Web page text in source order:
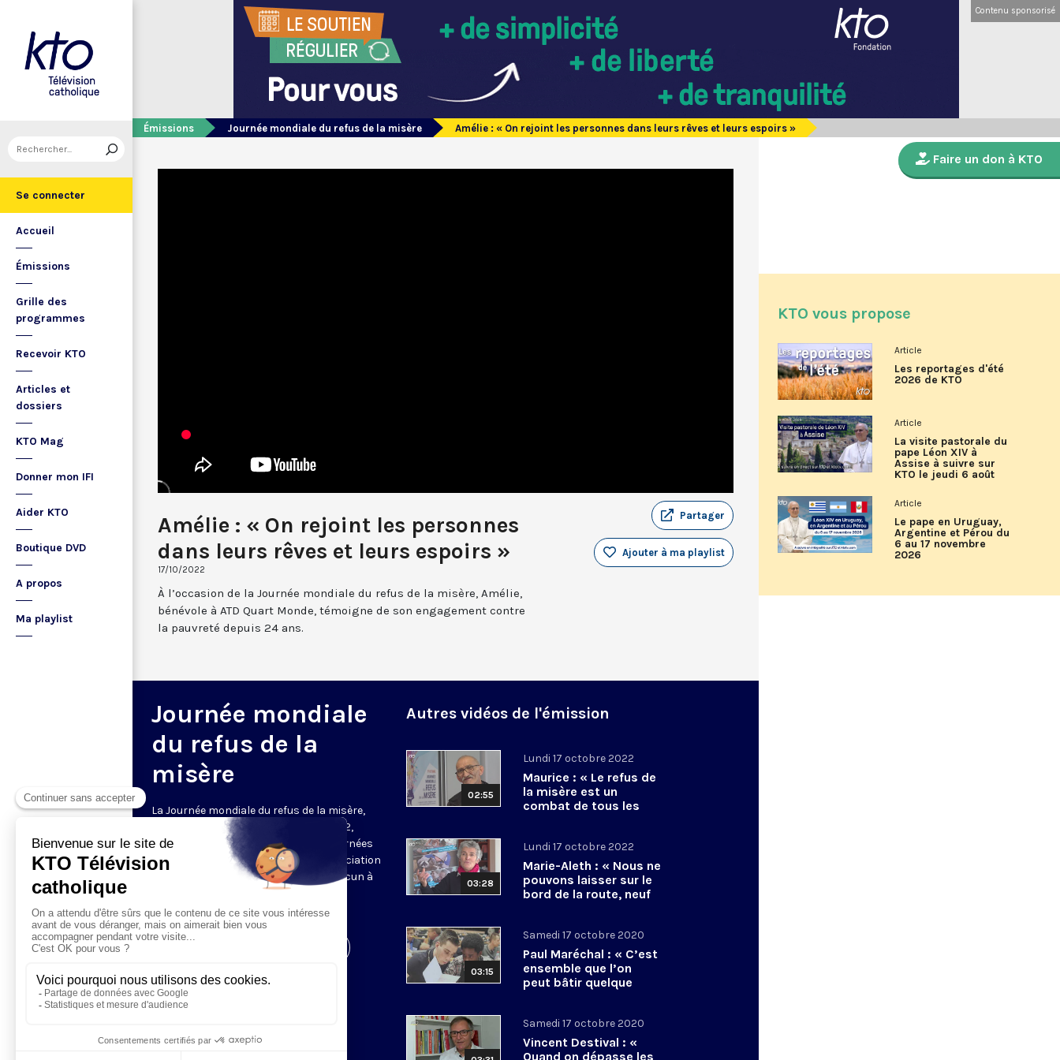
Se connecter
Accueil
Émissions
Grille des
programmes
Recevoir KTO
Articles et
dossiers
KTO Mag
Donner mon IFI
Aider KTO
Boutique DVD
A propos
Ma playlist
Contenu sponsorisé
Émissions Journée mondiale du refus de la misère Amélie : « On rejoint les personnes dans leurs rêves et leurs espoirs »
Amélie : « On rejoint les personnes
dans leurs rêves et leurs espoirs »
17/10/2022
Partager
Ajouter à ma playlist
À l’occasion de la Journée mondiale du refus de la misère, Amélie,
bénévole à ATD Quart Monde, témoigne de son engagement contre
la pauvreté depuis 24 ans.
Journée mondiale
du refus de la
misère
La Journée mondiale du refus de la misère,
célébrée chaque 17 octobre depuis 1992,
donne la parole aux personnes concernées
par la pauvreté. À l’invitation de l’association
ATD Quart Monde, elle incite aussi chacun à
s’engager pour la justice, la paix et la
protection de la planète.
Autres vidéos de l'émission
02:55
Lundi 17 octobre 2022
Maurice : « Le refus de
la misère est un
combat de tous les
03:28
Lundi 17 octobre 2022
Marie-Aleth : « Nous ne
pouvons laisser sur le
bord de la route, neuf
03:15
Samedi 17 octobre 2020
Paul Maréchal : « C’est
ensemble que l’on
peut bâtir quelque
Samedi 17 octobre 2020
Vincent Destival : «
Quand on dépasse les
Faire un don à KTO
KTO vous propose
Article
Les reportages d'été
2026 de KTO
Article
La visite pastorale du
pape Léon XIV à
Assise à suivre sur
KTO le jeudi 6 août
Article
Le pape en Uruguay,
Argentine et Pérou du
6 au 17 novembre
2026